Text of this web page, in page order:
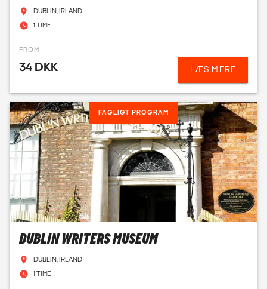
DUBLIN, IRLAND
1 TIME
FROM
34 DKK LÆS MERE
FAGLIGT PROGRAM
DUBLIN WRITERS MUSEUM
DUBLIN, IRLAND
1 TIME